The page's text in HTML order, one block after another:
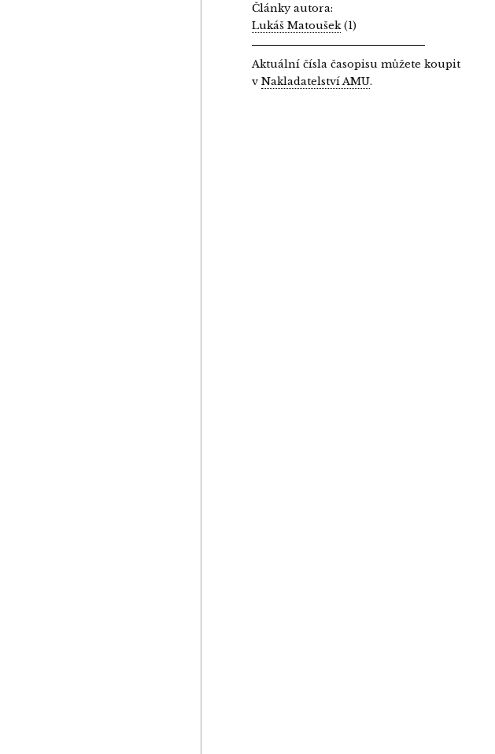
Články autora:
Lukáš Matoušek(1)
Aktuální čísla časopisu můžete koupit
vNakladatelství AMU.